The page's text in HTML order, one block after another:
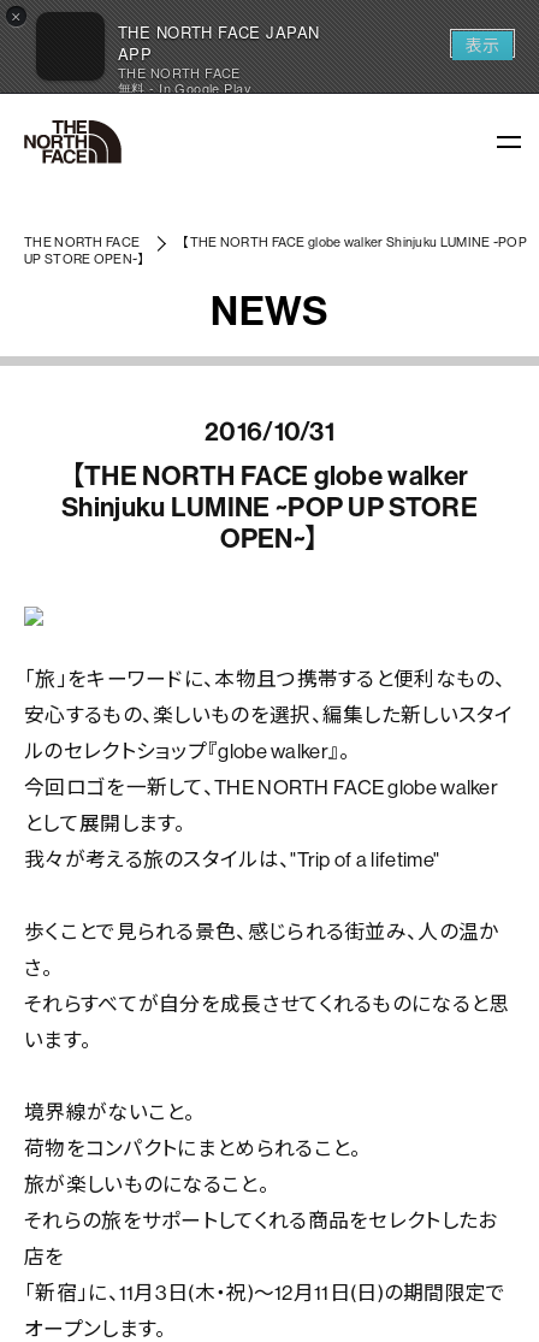
×
THE NORTH FACE JAPAN
APP
THE NORTH FACE
無料 - In Google Play
表示
THE NORTH FACE
【THE NORTH FACE globe walker Shinjuku LUMINE ~POP
UP STORE OPEN~】
NEWS
2016/10/31
【THE NORTH FACE globe walker
Shinjuku LUMINE ~POP UP STORE
OPEN~】
「旅」をキーワードに、本物且つ携帯すると便利なもの、
安心するもの、楽しいものを選択、編集した新しいスタイ
ルのセレクトショップ『globe walker』。
今回ロゴを一新して、THE NORTH FACE globe walker
として展開します。
我々が考える旅のスタイルは、"Trip of a lifetime"
歩くことで見られる景色、感じられる街並み、人の温か
さ。
それらすべてが自分を成長させてくれるものになると思
います。
境界線がないこと。
荷物をコンパクトにまとめられること。
旅が楽しいものになること。
それらの旅をサポートしてくれる商品をセレクトしたお
店を
「新宿」に、11月3日(木・祝)～12月11日(日)の期間限定で
オープンします。